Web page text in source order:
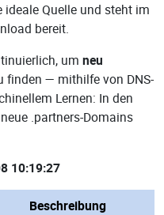
Quelle und steht im
bereit.
um neu
finden — mithilfe von DNS-
Lernen: In den
neue .partners-Domains
10:19:27
Beschreibung